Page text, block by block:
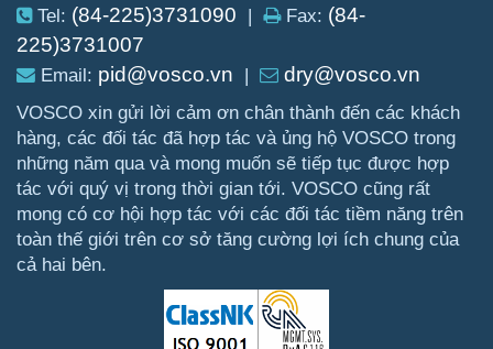
Tel: (84-225)3731090 | Fax: (84-
225)3731007
Email: pid@vosco.vn | dry@vosco.vn
VOSCO xin gửi lời cảm ơn chân thành đến các khách
hàng, các đối tác đã hợp tác và ủng hộ VOSCO trong
những năm qua và mong muốn sẽ tiếp tục được hợp
tác với quý vị trong thời gian tới. VOSCO cũng rất
mong có cơ hội hợp tác với các đối tác tiềm năng trên
toàn thế giới trên cơ sở tăng cường lợi ích chung của
cả hai bên.